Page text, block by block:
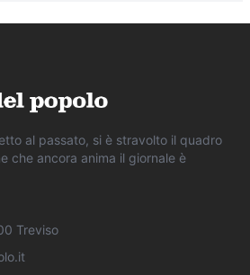
al passato, si è stravolto il quadro
che ancora anima il giornale è
Treviso